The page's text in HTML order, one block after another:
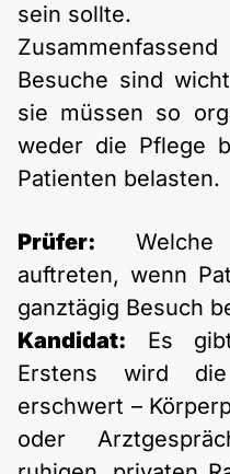
sein sollte.
Besuche sind
sie müssen so
weder die Pflege
Patienten belasten.
Prüfer: Welche
auftreten, wenn
ganztägig Besuch
Kandidat: Es
Erstens wird
erschwert –
oder